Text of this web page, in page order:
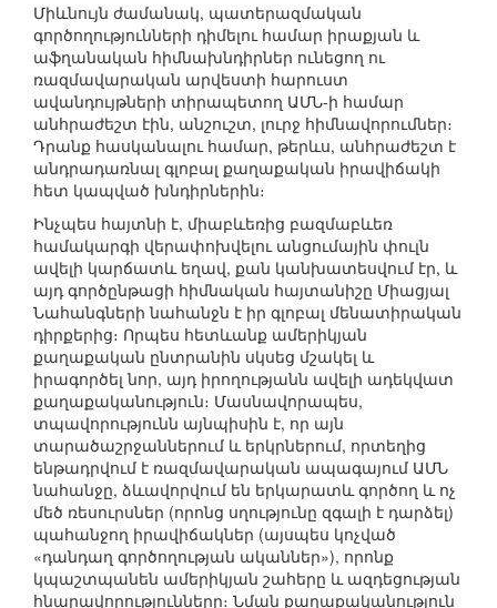
Միևնույն ժամանակ, պատերազմական
գործողությունների դիմելու համար իրաքյան և
աֆղանական հիմնախնդիրներ ունեցող ու
ռազմավարական արվեստի հարուստ
ավանդույթների տիրապետող ԱՄՆ-ի համար
անհրաժեշտ էին, անշուշտ, լուրջ հիմնավորումներ։
Դրանք հասկանալու համար, թերևս, անհրաժեշտ է
անդրադառնալ գլոբալ քաղաքական իրավիճակի
հետ կապված խնդիրներին։
Ինչպես հայտնի է, միաբևեռից բազմաբևեռ
համակարգի վերափոխվելու անցումային փուլն
ավելի կարճատև եղավ, քան կանխատեսվում էր, և
այդ գործընթացի հիմնական հայտանիշը Միացյալ
Նահանգների նահանջն է իր գլոբալ մենատիրական
դիրքերից։ Որպես հետևանք ամերիկյան
քաղաքական ընտրանին սկսեց մշակել և
իրագործել նոր, այդ իրողությանն ավելի ադեկվատ
քաղաքականություն։ Մասնավորապես,
տպավորությունն այնպիսին է, որ այն
տարածաշրջաններում և երկրներում, որտեղից
ենթադրվում է ռազմավարական ապագայում ԱՄՆ
նահանջը, ձևավորվում են երկարատև գործող և ոչ
մեծ ռեսուրսներ (որոնց սղությունը զգալի է դարձել)
պահանջող իրավիճակներ (այսպես կոչված
«դանդաղ գործողության ականներ»), որոնք
կպաշտպանեն ամերիկյան շահերը և ազդեցության
հնարավորությունները։ Նման քաղաքականություն